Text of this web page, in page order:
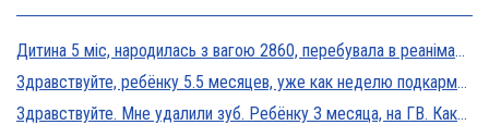
Дитина 5 міс, народилась з вагою 2860, перебувала в реанімації у дуже тяжкому стані, діагноз Гіпоксична енцефалопатія 2 ст. На даний момент вага 5800, відмовляється від їжі, плаче близько 5 днів, періоди активності присутні, стул зі слизом зелений оформлений, на штучному вигодовуванні Нан безлактозний,за раз або з перервами з'їдає 90-120 мл. Прошу допомоги в даній ситуації?
Здравствуйте, ребёнку 5.5 месяцев, уже как неделю подкармливаю смесью, пробовали 3 вида нан, милупа и остановились на малютке премиум, только вчера появились красные пятна вокруг рта после кормления смесью, и мы опять попробовали милупа и нан, реакция осталась, что делать?
Здравствуйте. Мне удалили зуб. Ребёнку 3 месяца, на ГВ. Какие антибиотики можно принимать? Спасибо